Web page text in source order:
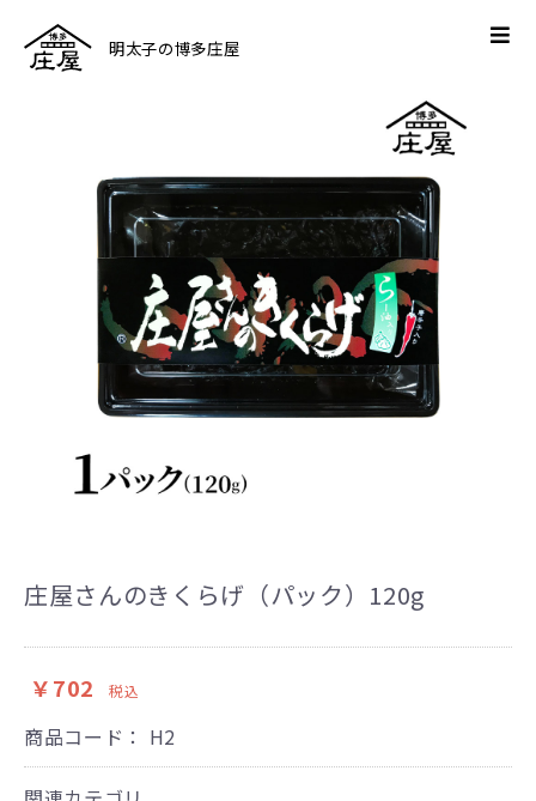
明太子の博多庄屋
庄屋さんのきくらげ（パック）120g
￥702 税込
商品コード： H2